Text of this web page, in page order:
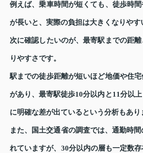
例えば、乗車時間が短くても、徒歩時
が長いと、実際の負担は大きくなりやす
次に確認したいのが、最寄駅までの距
りやすさです。
駅までの徒歩距離が短いほど地価や住
があり、最寄駅徒歩10分以内と11分以
に明確な差が出ているという分析もあり
また、国土交通省の調査では、通勤時
れていますが、30分以内の層も一定数